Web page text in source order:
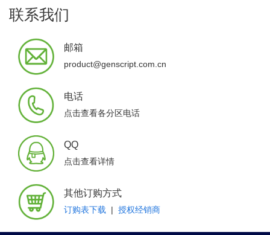
联系我们
邮箱
product@genscript.com.cn
电话
点击查看各分区电话
QQ
点击查看详情
其他订购方式
订购表下载 | 授权经销商